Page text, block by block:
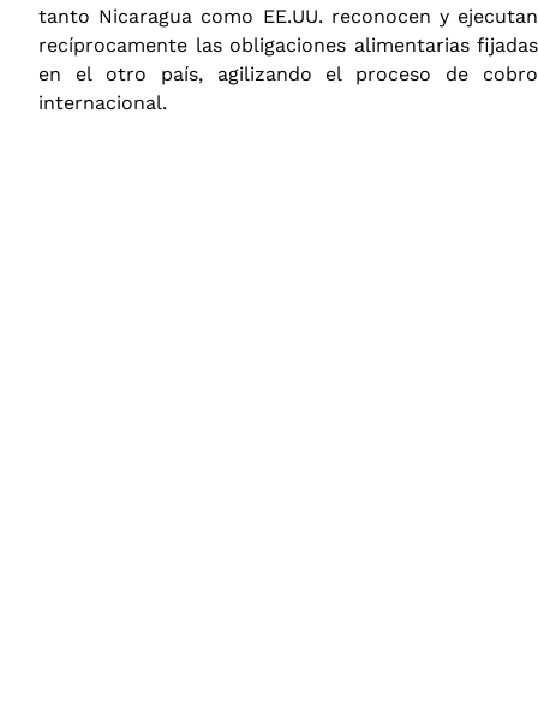
tanto Nicaragua como EE.UU. reconocen y ejecutan
recíprocamente las obligaciones alimentarias fijadas
en el otro país, agilizando el proceso de cobro
internacional​.